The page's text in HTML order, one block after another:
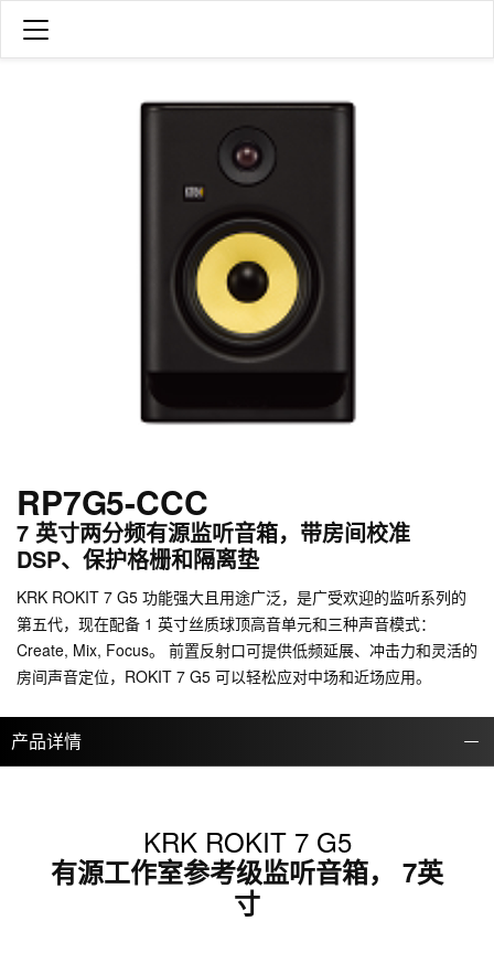
RP7G5-CCC
7 英寸两分频有源监听音箱，带房间校准
DSP、保护格栅和隔离垫
KRK ROKIT 7 G5 功能强大且用途广泛，是广受欢迎的监听系列的
第五代，现在配备 1 英寸丝质球顶高音单元和三种声音模式：
Create, Mix, Focus。 前置反射口可提供低频延展、冲击力和灵活的
房间声音定位，ROKIT 7 G5 可以轻松应对中场和近场应用。
产品详情
KRK ROKIT 7 G5
有源工作室参考级监听音箱， 7英
寸